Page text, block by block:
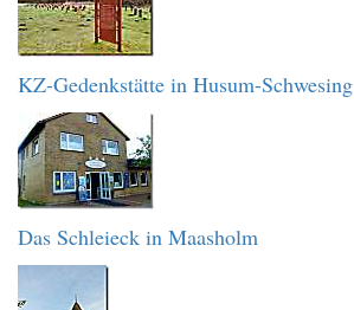
KZ-Gedenkstätte in Husum-Schwesing
Das Schleieck in Maasholm